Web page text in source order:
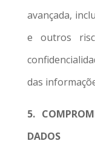
avançada,
e outros
das
5.
DADOS